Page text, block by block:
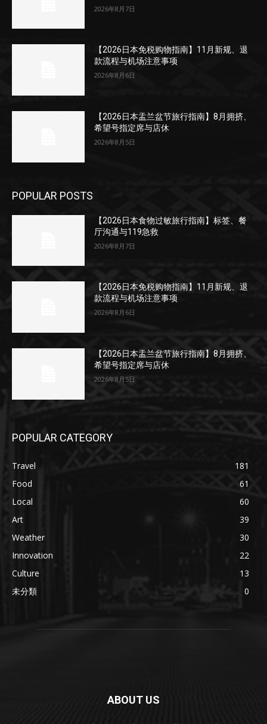
2026年8月7日
【2026日本免税购物指南】11月新规、退
款流程与机场注意事项
2026年8月6日
【2026日本盂兰盆节旅行指南】8月拥挤、
希望号指定席与店休
2026年8月5日
POPULAR POSTS
【2026日本食物过敏旅行指南】标签、餐
厅沟通与119急救
2026年8月7日
【2026日本免税购物指南】11月新规、退
款流程与机场注意事项
2026年8月6日
【2026日本盂兰盆节旅行指南】8月拥挤、
希望号指定席与店休
2026年8月5日
POPULAR CATEGORY
Travel
181
Food
61
Local
60
Art
39
Weather
30
Innovation
22
Culture
13
未分類
0
ABOUT US